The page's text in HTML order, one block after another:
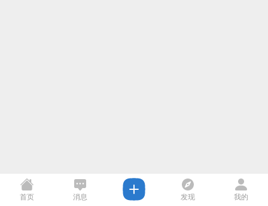
首页 消息 发现 我的